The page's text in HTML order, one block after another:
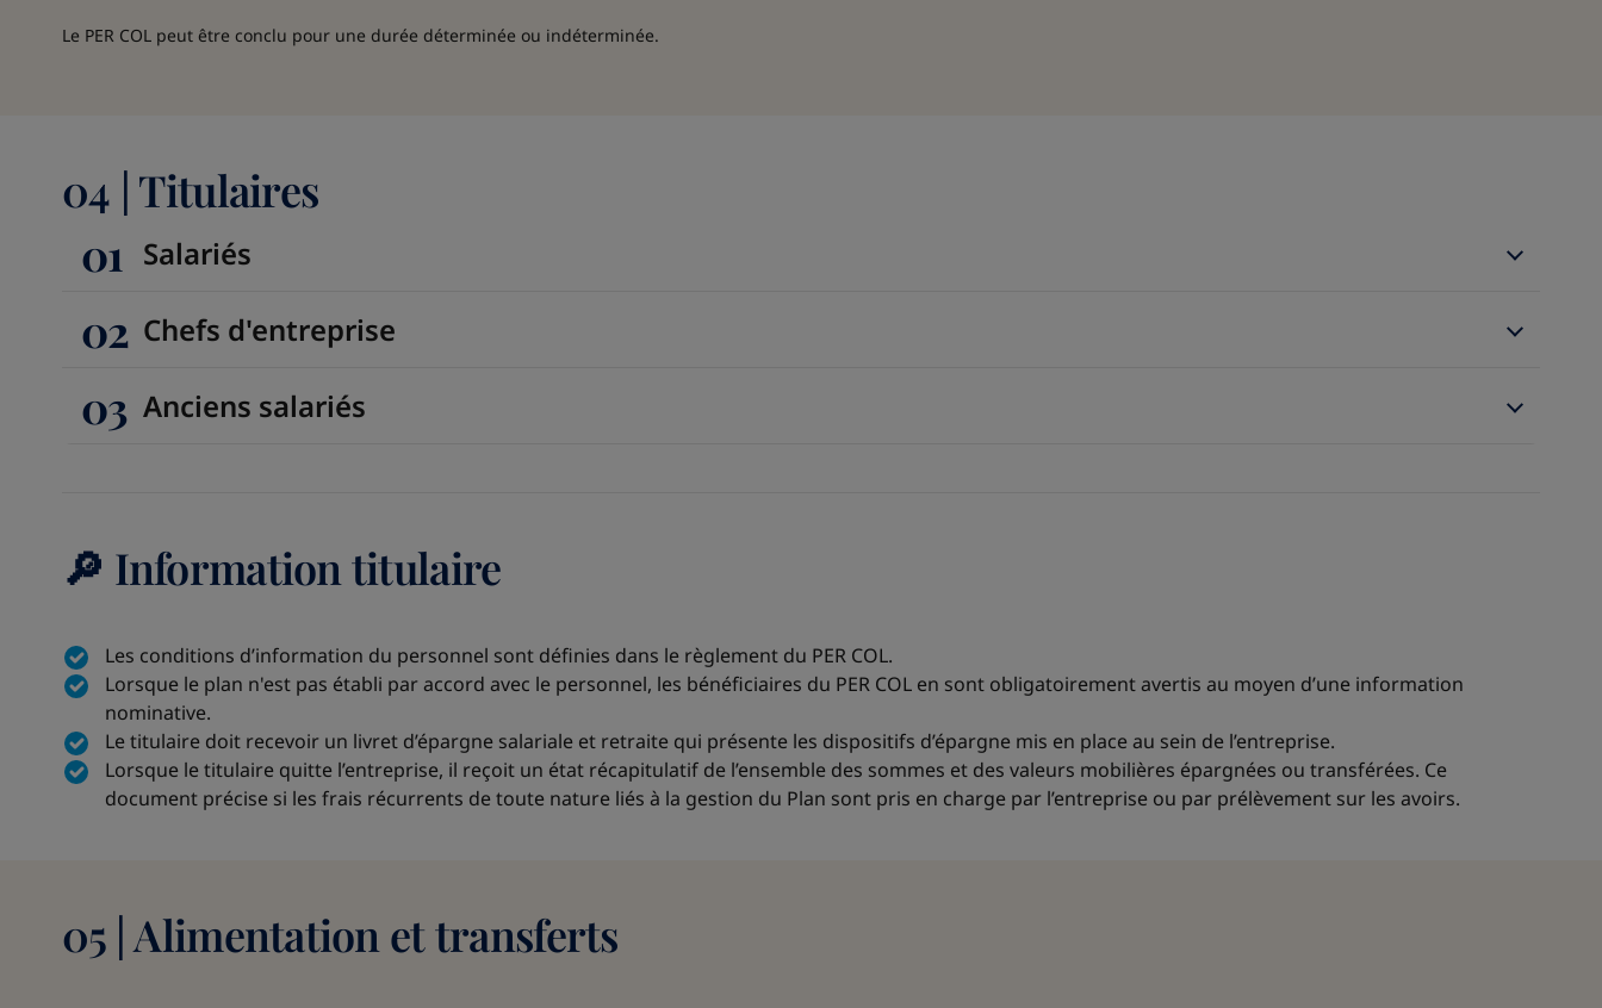
Le PER COL peut être conclu pour une durée déterminée ou indéterminée.
04 | Titulaires
01
Salariés
02 Chefs d'entreprise
03 Anciens salariés
🔎 Information titulaire
Les conditions d’information du personnel sont définies dans le règlement du PER COL.
Lorsque le plan n'est pas établi par accord avec le personnel, les bénéficiaires du PER COL en sont obligatoirement avertis au moyen d’une information
nominative.
Le titulaire doit recevoir un livret d’épargne salariale et retraite qui présente les dispositifs d’épargne mis en place au sein de l’entreprise.
Lorsque le titulaire quitte l’entreprise, il reçoit un état récapitulatif de l’ensemble des sommes et des valeurs mobilières épargnées ou transférées. Ce
document précise si les frais récurrents de toute nature liés à la gestion du Plan sont pris en charge par l’entreprise ou par prélèvement sur les avoirs.
05 | Alimentation et transferts